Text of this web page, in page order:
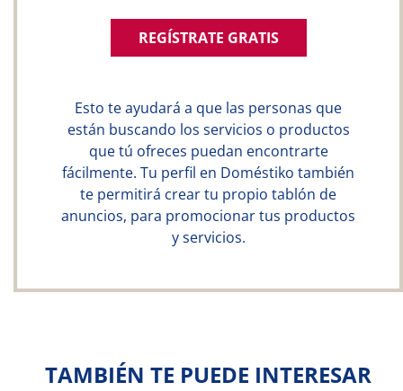
REGÍSTRATE GRATIS
Esto te ayudará a que las personas que
están buscando los servicios o productos
que tú ofreces puedan encontrarte
fácilmente. Tu perfil en Doméstiko también
te permitirá crear tu propio tablón de
anuncios, para promocionar tus productos
y servicios.
TAMBIÉN TE PUEDE INTERESAR